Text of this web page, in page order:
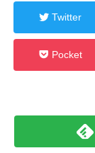
Twitter
Pocket